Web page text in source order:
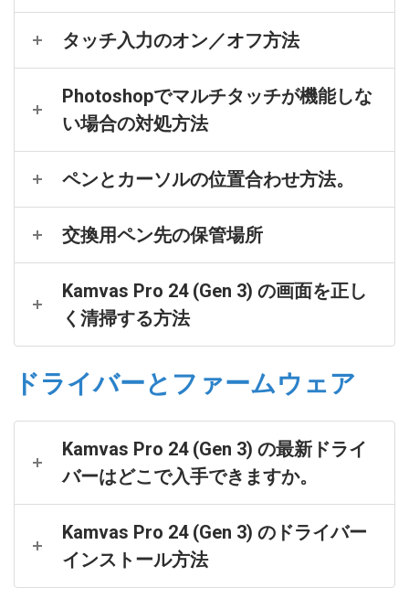
タッチ入力のオン／オフ方法
Photoshopでマルチタッチが機能しな
い場合の対処方法
ペンとカーソルの位置合わせ方法。
交換用ペン先の保管場所
Kamvas Pro 24 (Gen 3) の画面を正し
く清掃する方法
ドライバーとファームウェア
Kamvas Pro 24 (Gen 3) の最新ドライ
バーはどこで入手できますか。
Kamvas Pro 24 (Gen 3) のドライバー
インストール方法